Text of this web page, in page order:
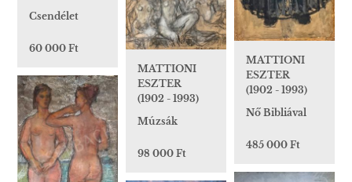
MATTIONI
ESZTER
(1902 - 1993)
Nő Bibliával
485 000 Ft
Csendélet
60 000 Ft
MATTIONI
ESZTER
(1902 - 1993)
Múzsák
98 000 Ft